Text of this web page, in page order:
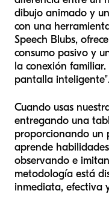
dibujo animado y
con una
Speech Blubs,
consumo pasivo y
la conexión
pantalla
Cuando usas
entregando una
proporcionando un
aprende
observando e
metodología está
inmediata, efectiva